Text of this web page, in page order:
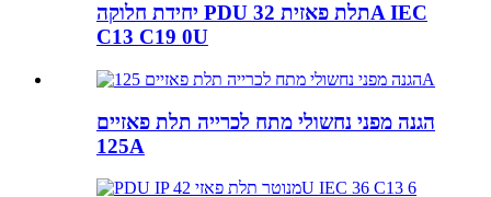
יחידת חלוקה PDU תלת פאזית 32A IEC
C13 C19 0U
הגנה מפני נחשולי מתח לכרייה תלת פאזיים
125A